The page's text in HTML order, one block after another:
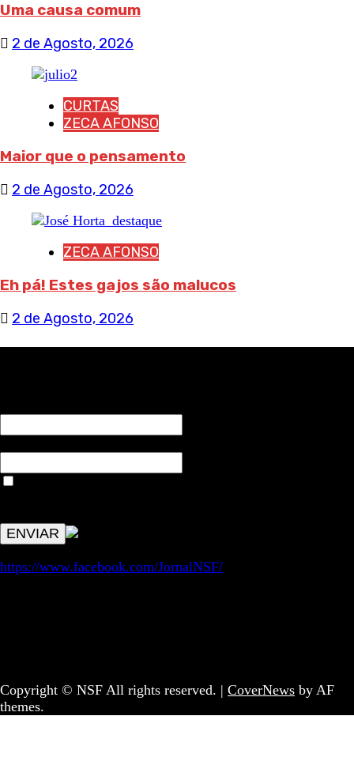
Uma causa comum
2 de Agosto, 2026
CURTAS
ZECA AFONSO
Maior que o pensamento
2 de Agosto, 2026
ZECA AFONSO
Eh pá! Estes gajos são malucos
2 de Agosto, 2026
https://www.facebook.com/JornalNSF/
Copyright © NSF All rights reserved. | CoverNews by AF
themes.